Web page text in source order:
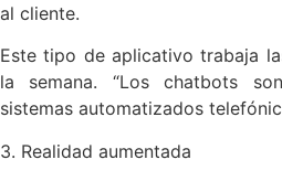
al cliente.
Este tipo de aplicativo trabaja
la semana. “Los chatbots
sistemas automatizados
3. Realidad aumentada